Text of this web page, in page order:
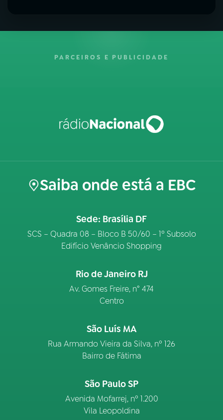
PARCEIROS E PUBLICIDADE
Saiba onde está a EBC
Sede: Brasília DF
SCS – Quadra 08 – Bloco B 50/60 – 1º Subsolo
Edifício Venâncio Shopping
Rio de Janeiro RJ
Av. Gomes Freire, n° 474
Centro
São Luís MA
Rua Armando Vieira da Silva, nº 126
Bairro de Fátima
São Paulo SP
Avenida Mofarrej, nº 1.200
Vila Leopoldina